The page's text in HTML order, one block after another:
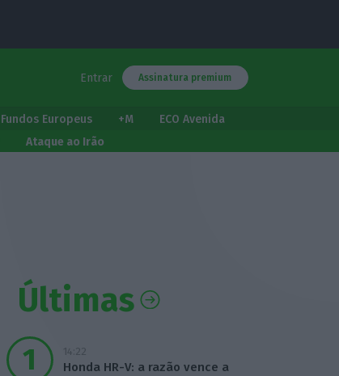
Entrar Assinatura premium
Fundos Europeus +M
ECO Avenida
Ataque ao Irão
Últimas
14:22
Honda HR-V: a razão vence a